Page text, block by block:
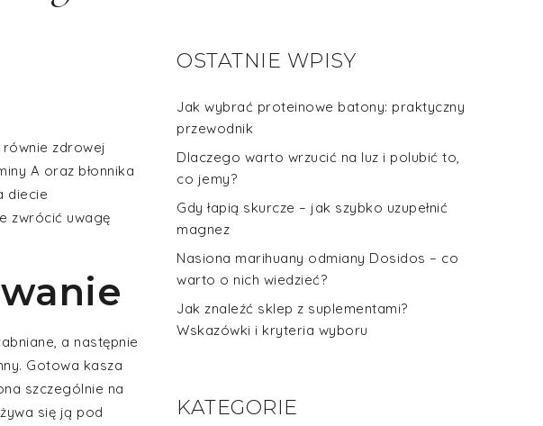
zdrowej
A oraz błonnika
diecie
zwrócić uwagę
a następnie
Gotowa kasza
szczególnie na
się ją pod
OSTATNIE WPISY
Jak wybrać proteinowe batony: praktyczny
przewodnik
Dlaczego warto wrzucić na luz i polubić to,
co jemy?
Gdy łapią skurcze – jak szybko uzupełnić
magnez
Nasiona marihuany odmiany Dosidos – co
warto o nich wiedzieć?
Jak znaleźć sklep z suplementami?
Wskazówki i kryteria wyboru
KATEGORIE